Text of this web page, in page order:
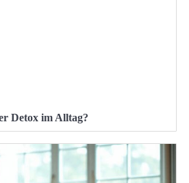
Detox im Alltag?